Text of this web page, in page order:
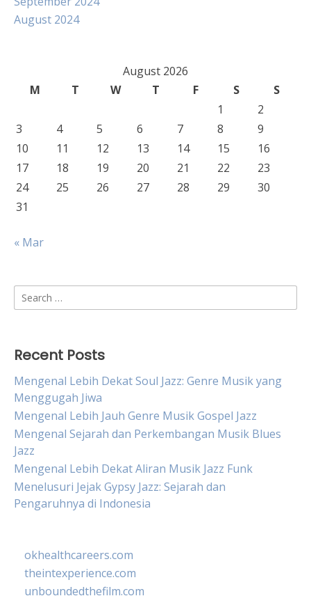
August 2024
August 2026
M
T W T F S
S
1
2
3
4 5 6 7 8
9
10
11 12 13 14 15
16
17
18 19 20 21 22
23
24
25 26 27 28 29
30
31
« Mar
Search
for:
Recent Posts
Mengenal Lebih Dekat Soul Jazz: Genre Musik yang
Menggugah Jiwa
Mengenal Lebih Jauh Genre Musik Gospel Jazz
Mengenal Sejarah dan Perkembangan Musik Blues
Jazz
Mengenal Lebih Dekat Aliran Musik Jazz Funk
Menelusuri Jejak Gypsy Jazz: Sejarah dan
Pengaruhnya di Indonesia
okhealthcareers.com
theintexperience.com
unboundedthefilm.com